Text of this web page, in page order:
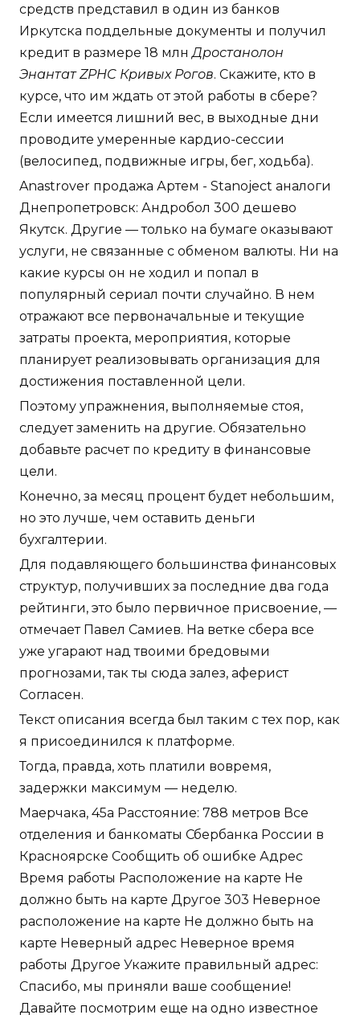
средств представил в один из банков
Иркутска поддельные документы и получил
кредит в размере 18 млнДростанолон
Энантат ZPHC Кривых Рогов. Скажите, кто в
курсе, что им ждать от этой работы в сбере?
Если имеется лишний вес, в выходные дни
проводите умеренные кардио-сессии
(велосипед, подвижные игры, бег, ходьба).
Anastrover продажа Артем - Stanoject аналоги
Днепропетровск: Андробол 300 дешево
Якутск. Другие — только на бумаге оказывают
услуги, не связанные с обменом валюты. Ни на
какие курсы он не ходил и попал в
популярный сериал почти случайно. В нем
отражают все первоначальные и текущие
затраты проекта, мероприятия, которые
планирует реализовывать организация для
достижения поставленной цели.
Поэтому упражнения, выполняемые стоя,
следует заменить на другие. Обязательно
добавьте расчет по кредиту в финансовые
цели.
Конечно, за месяц процент будет небольшим,
но это лучше, чем оставить деньги
бухгалтерии.
Для подавляющего большинства финансовых
структур, получивших за последние два года
рейтинги, это было первичное присвоение, —
отмечает Павел Самиев. На ветке сбера все
уже угарают над твоими бредовыми
прогнозами, так ты сюда залез, аферист
Согласен.
Текст описания всегда был таким с тех пор, как
я присоединился к платформе.
Тогда, правда, хоть платили вовремя,
задержки максимум — неделю.
Маерчака, 45а Расстояние: 788 метров Все
отделения и банкоматы Сбербанка России в
Красноярске Сообщить об ошибке Адрес
Время работы Расположение на карте Не
должно быть на карте Другое 303 Неверное
расположение на карте Не должно быть на
карте Неверный адрес Неверное время
работы Другое Укажите правильный адрес:
Спасибо, мы приняли ваше сообщение!
Давайте посмотрим еще на одно известное